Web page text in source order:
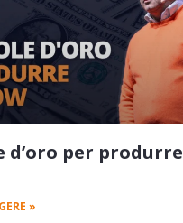
d’oro per produrre
»